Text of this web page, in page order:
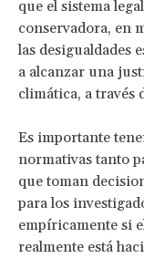
que el sistema
conservadora, en
las desigualdades
a alcanzar una
climática, a través
Es importante
normativas tanto
que toman
para los
empíricamente si
realmente está